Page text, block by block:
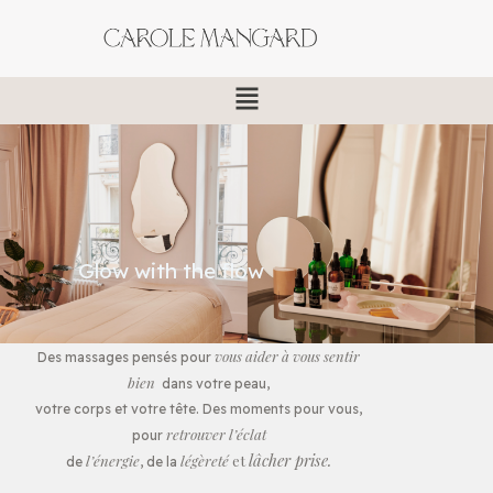
Menu
Glow with the flow
Des massages pensés pourvous aider à vous sentir
biendans votre peau,
votre corps et votre tête. Des moments pour vous,
pour retrouver l’éclat
de l’énergie, de la légèretéetlâcher prise.